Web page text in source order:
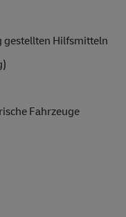
gestellten Hilfsmitteln
Fahrzeuge